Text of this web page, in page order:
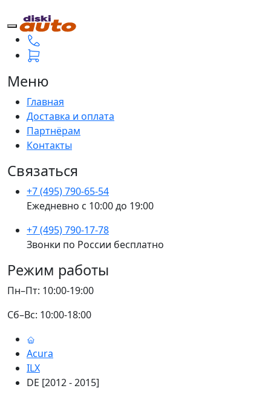
Меню
Главная
Доставка и оплата
Партнёрам
Контакты
Связаться
+7 (495) 790-65-54
Ежедневно с 10:00 до 19:00
+7 (495) 790-17-78
Звонки по России бесплатно
Режим работы
Пн–Пт: 10:00-19:00
Сб–Вс: 10:00-18:00
Acura
ILX
DE [2012 - 2015]